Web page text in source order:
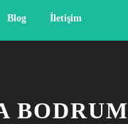
Blog İletişim
BODRUM